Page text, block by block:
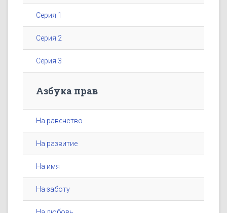
Серия 1
Серия 2
Серия 3
Азбука прав
На равенство
На развитие
На имя
На заботу